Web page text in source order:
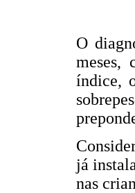
O
meses,
índice,
já
nas